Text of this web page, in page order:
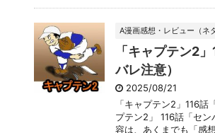
A漫画感想・レビュー（ネ
「キャプテン2
バレ注意）
2025/08/21
「キャプテン2」116
プテン2」 116話「セ
容は、あくまでも「感